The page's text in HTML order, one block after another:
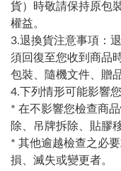
貨）時敬請保持原包
權益。
3.退換貨注意事項：
須回復至您收到商品
包裝、隨機文件、贈
4.下列情形可能影響
* 在不影響您檢查商
除、吊牌拆除、貼膠
* 其他逾越檢查之必
損、滅失或變更者。